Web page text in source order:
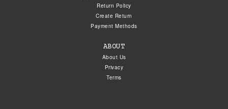
Return Policy
Create Return
Payment Methods
ABOUT
About Us
Privacy
Terms